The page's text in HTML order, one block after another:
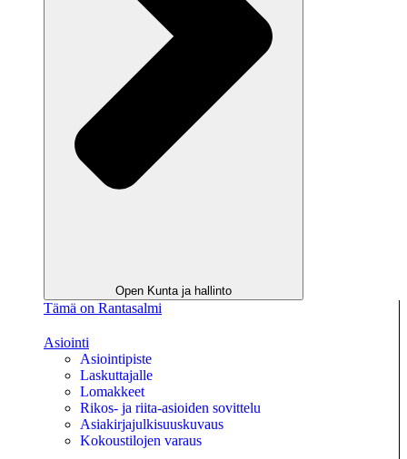
Open Kunta ja hallinto
Tämä on Rantasalmi
Asiointi
Asiointipiste
Laskuttajalle
Lomakkeet
Rikos- ja riita-asioiden sovittelu
Asiakirjajulkisuuskuvaus
Kokoustilojen varaus